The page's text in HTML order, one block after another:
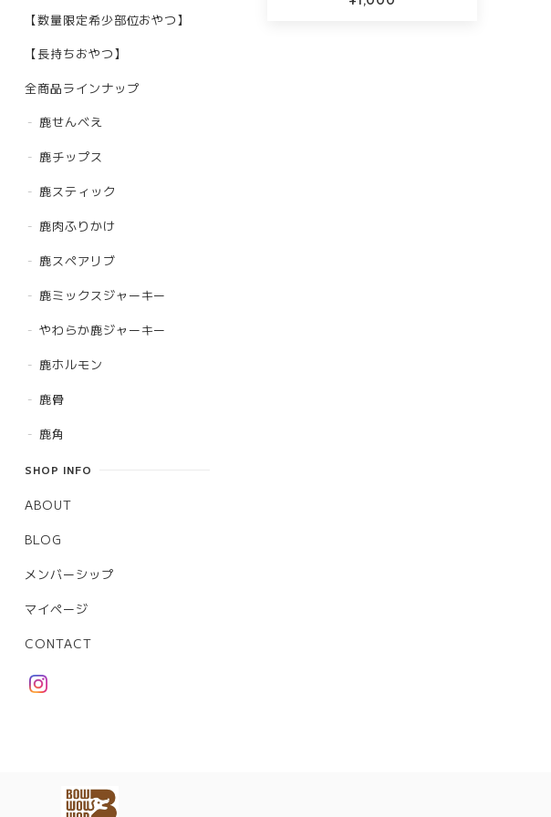
【数量限定希少部位おやつ】
【長持ちおやつ】
全商品ラインナップ
鹿せんべえ
鹿チップス
鹿スティック
鹿肉ふりかけ
鹿スペアリブ
鹿ミックスジャーキー
やわらか鹿ジャーキー
鹿ホルモン
鹿骨
鹿角
SHOP INFO
ABOUT
BLOG
メンバーシップ
マイページ
CONTACT